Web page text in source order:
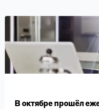
В октябре прошёл
вопрос
согласие
на
обработку
личных
данных